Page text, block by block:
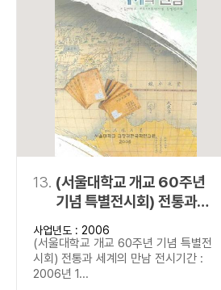
13. (서울대학교 개교 60주년
기념 특별전시회) 전통과
세계의 만남
사업년도 : 2006
(서울대학교 개교 60주년 기념 특별전
시회) 전통과 세계의 만남 전시기간 :
2006년 1...